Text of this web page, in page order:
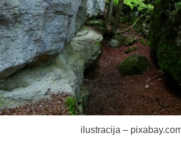
ilustracija –